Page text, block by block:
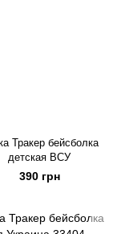
Тракер бейсболка
детская ВСУ
390 грн